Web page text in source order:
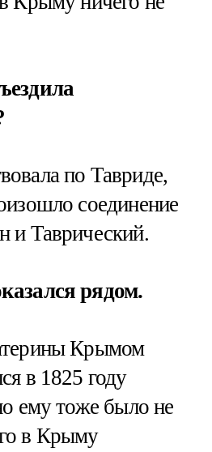
по Тавриде,
соединение
и Таврический.
рядом.
Крымом
в 1825 году
ему тоже было не
в Крыму